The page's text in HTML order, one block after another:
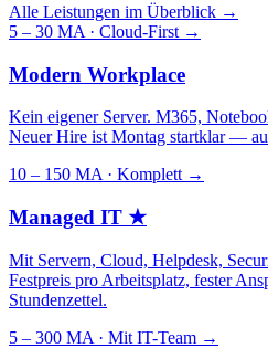
Alle Leistungen im Überblick →
5 – 30 MA · Cloud-First →
Modern Workplace
Kein eigener Server. M365,
Neuer Hire ist Montag startklar —
10 – 150 MA · Komplett →
Managed IT ★
Mit Servern, Cloud, Helpdesk,
Festpreis pro Arbeitsplatz, fester
Stundenzettel.
5 – 300 MA · Mit IT-Team →